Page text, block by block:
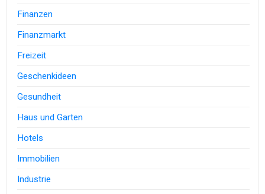
Finanzen
Finanzmarkt
Freizeit
Geschenkideen
Gesundheit
Haus und Garten
Hotels
Immobilien
Industrie